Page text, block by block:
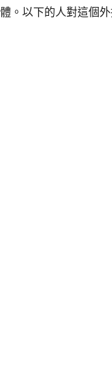
。以下的人對這個外